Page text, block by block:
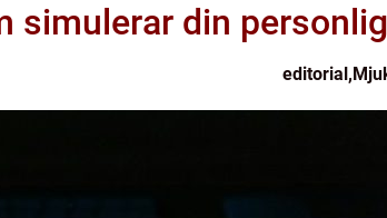
simulerar din
editorial,